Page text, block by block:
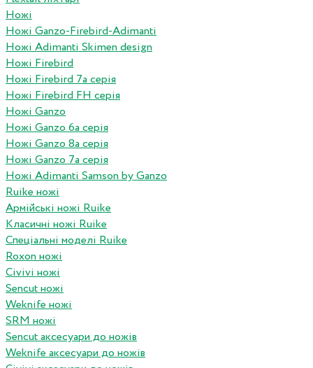
Ножі
Ножі Ganzo-Firebird-Adimanti
Ножі Adimanti Skimen design
Ножі Firebird
Ножі Firebird 7а серія
Ножі Firebird FH серія
Ножі Ganzo
Ножі Ganzo 6а серія
Ножі Ganzo 8а серія
Ножі Ganzo 7а серія
Ножі Adimanti Samson by Ganzo
Ruike ножі
Армійські ножі Ruike
Класичні ножі Ruike
Спеціальні моделі Ruike
Roxon ножi
Civivi ножі
Sencut ножі
Weknife ножі
SRM ножі
Sencut аксесуари до ножів
Weknife аксесуари до ножів